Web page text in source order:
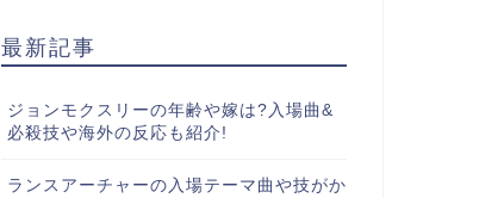
最新記事
ジョンモクスリーの年齢や嫁は?入場曲&
必殺技や海外の反応も紹介!
ランスアーチャーの入場テーマ曲や技がか